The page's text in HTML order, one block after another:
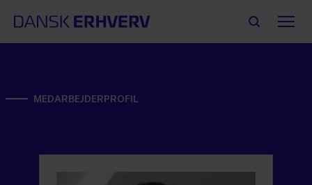
MEDARBEJDERPROFIL